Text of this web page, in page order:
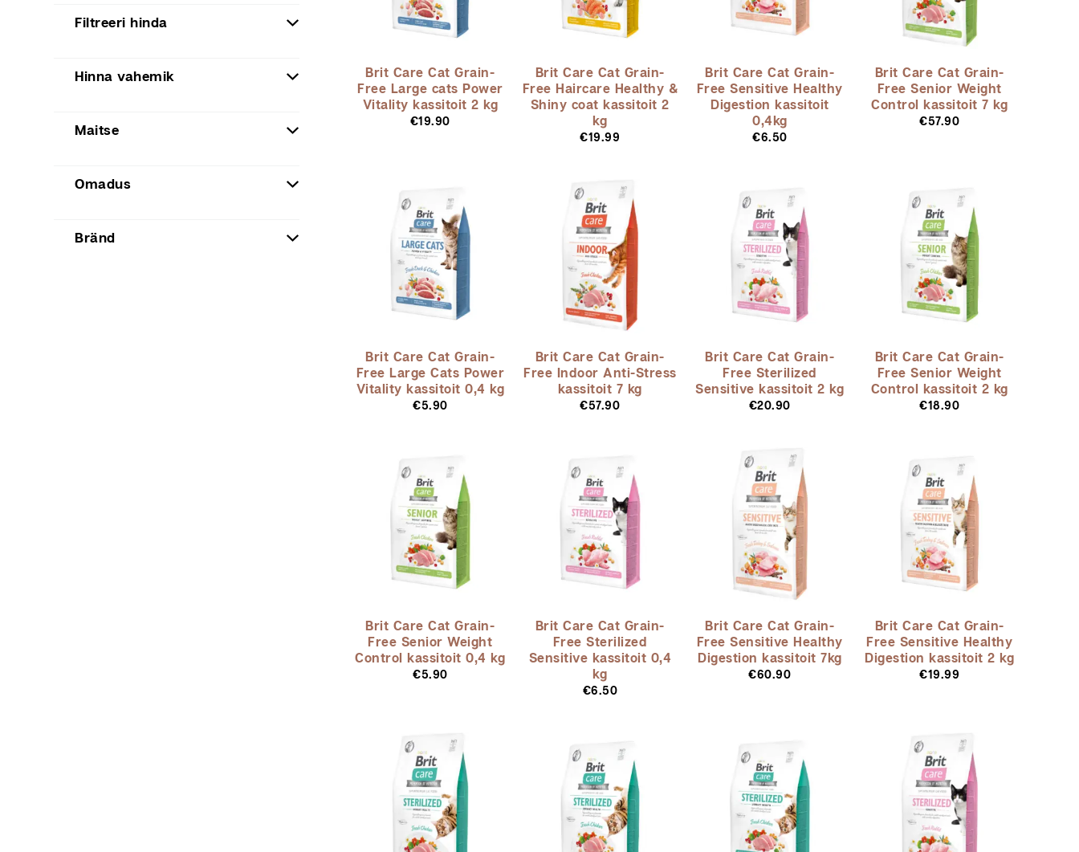
Brit Care Cat Grain-
Free Large cats Power
Vitality kassitoit 2 kg
€19.90
Brit Care Cat Grain-
Free Haircare Healthy &
Shiny coat kassitoit 2
kg
€19.99
Brit Care Cat Grain-
Free Sensitive Healthy
Digestion kassitoit
0,4kg
€6.50
Brit Care Cat Grain-
Free Senior Weight
Control kassitoit 7 kg
€57.90
Brit Care Cat Grain-
Free Large Cats Power
Vitality kassitoit 0,4 kg
€5.90
Brit Care Cat Grain-
Free Indoor Anti-Stress
kassitoit 7 kg
€57.90
Brit Care Cat Grain-
Free Sterilized
Sensitive kassitoit 2 kg
€20.90
Brit Care Cat Grain-
Free Senior Weight
Control kassitoit 2 kg
€18.90
Brit Care Cat Grain-
Free Senior Weight
Control kassitoit 0,4 kg
€5.90
Brit Care Cat Grain-
Free Sterilized
Sensitive kassitoit 0,4
kg
€6.50
Brit Care Cat Grain-
Free Sensitive Healthy
Digestion kassitoit 7kg
€60.90
Brit Care Cat Grain-
Free Sensitive Healthy
Digestion kassitoit 2 kg
€19.99
Filtreeri hinda
Hinna vahemik
Maitse
Omadus
Bränd